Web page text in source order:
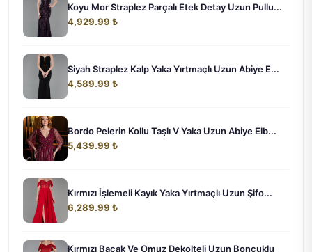
Koyu Mor Straplez Parçalı Etek Detay Uzun Pullu...
4,929.99 ₺
Siyah Straplez Kalp Yaka Yırtmaçlı Uzun Abiye E...
4,589.99 ₺
Bordo Pelerin Kollu Taşlı V Yaka Uzun Abiye Elb...
5,439.99 ₺
Kırmızı İşlemeli Kayık Yaka Yırtmaçlı Uzun Şifo...
6,289.99 ₺
Kırmızı Bacak Ve Omuz Dekolteli Uzun Boncuklu